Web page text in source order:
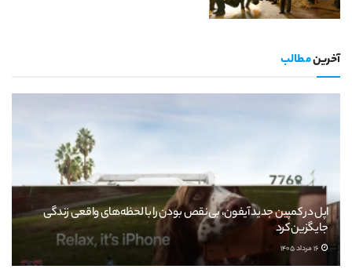
آخرینمطالب
اپل در کمپین جدید آیفون، بی‌نقص بودن را با لحظه‌های واقعی زندگی
جایگزین کرد